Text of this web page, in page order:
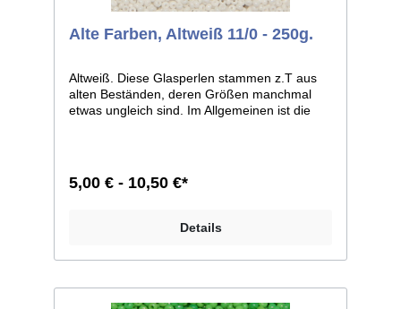
Alte Farben, Altweiß 11/0 - 250g.
Altweiß. Diese Glasperlen stammen z.T aus
alten Beständen, deren Größen manchmal
etwas ungleich sind. Im Allgemeinen ist die
zusammen verarbeiten. Größe 11/0 entspricht
ca. 2,1mm im Durchmesser; Größe 12/0
Liefereinheit: 100g./250g.
5,00 € - 10,50 €*
Details